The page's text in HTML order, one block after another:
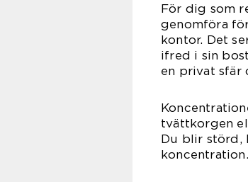
För dig som
genomföra
kontor. Det
ifred i sin
en privat sfär
tvättkorgen
Du blir störd,